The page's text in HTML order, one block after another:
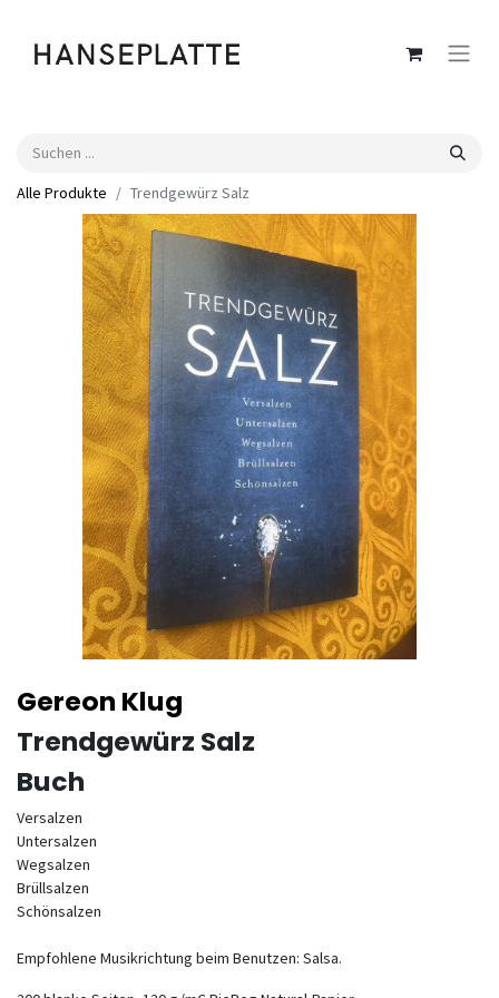
Alle Produkte Trendgewürz Salz
Gereon Klug
Trendgewürz Salz
Buch
Versalzen
Untersalzen
Wegsalzen
Brüllsalzen
Schönsalzen
Empfohlene Musikrichtung beim Benutzen: Salsa.